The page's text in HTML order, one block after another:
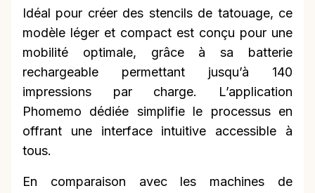
Idéal pour créer des stencils de tatouage, ce
modèle léger et compact est conçu pour une
mobilité optimale, grâce à sa batterie
rechargeable permettant jusqu’à 140
impressions par charge. L’application
Phomemo dédiée simplifie le processus en
offrant une interface intuitive accessible à
tous.
En comparaison avec les machines de